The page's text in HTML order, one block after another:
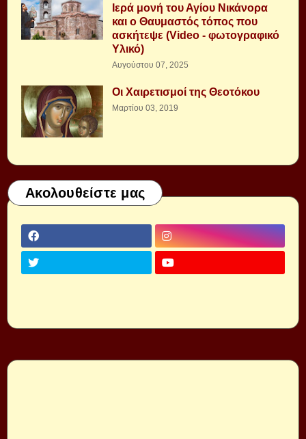
Ιερά μονή του Αγίου Νικάνορα
και ο Θαυμαστός τόπος που
ασκήτεψε (Video - φωτογραφικό
Υλικό)
Αυγούστου 07, 2025
Οι Χαιρετισμοί της Θεοτόκου
Μαρτίου 03, 2019
Ακολουθείστε μας